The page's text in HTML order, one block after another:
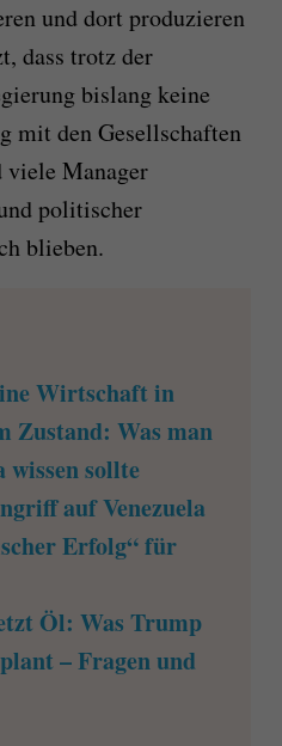
und dort produzieren
dass trotz der
bislang keine
mit den Gesellschaften
viele Manager
politischer
blieben.
Wirtschaft in
Zustand: Was man
wissen sollte
auf Venezuela
Erfolg“ für
Öl: Was Trump
– Fragen und